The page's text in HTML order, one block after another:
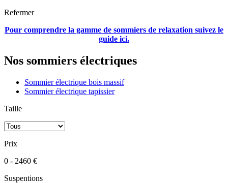
Refermer
Pour comprendre la gamme de sommiers de relaxation suivez le
guide ici.
Nos sommiers électriques
Sommier électrique bois massif
Sommier électrique tapissier
Taille
Prix
0 - 2460 €
Suspentions